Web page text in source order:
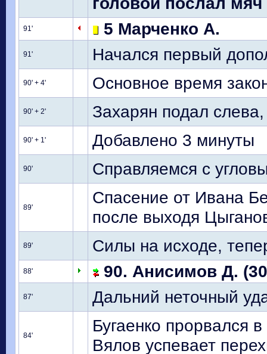
91' 5 Марченко А.
91' Начался первый
90' + 4' Основное время
90' + 2' Захарян подал
90' + 1' Добавлено 3 минуты
90' Справляемся с
89'
Спасение от Ивана
после выходя
89' Силы на исходе,
88' 90. Анисимов Д.
87' Дальний неточный
84'
Бугаенко прорвался
Вялов успевает